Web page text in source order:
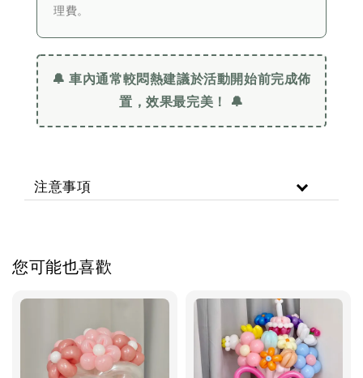
理費。
🔔 車內通常較悶熱建議於活動開始前完成佈
置，效果最完美！ 🔔
注意事項
您可能也喜歡